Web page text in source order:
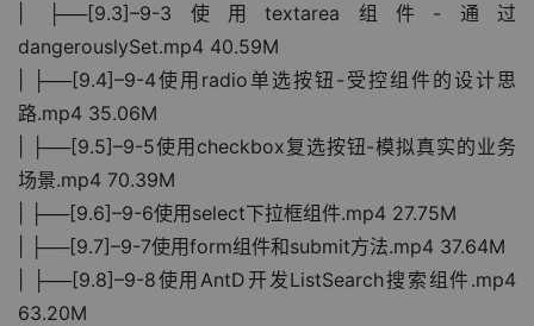
| ├──[9.3]–9-3使用textarea组件-通过
dangerouslySet.mp4 40.59M
| ├──[9.4]–9-4使用radio单选按钮-受控组件的设计思
路.mp4 35.06M
| ├──[9.5]–9-5使用checkbox复选按钮-模拟真实的业务
场景.mp4 70.39M
| ├──[9.6]–9-6使用select下拉框组件.mp4 27.75M
| ├──[9.7]–9-7使用form组件和submit方法.mp4 37.64M
| ├──[9.8]–9-8使用AntD开发ListSearch搜索组件.mp4
63.20M